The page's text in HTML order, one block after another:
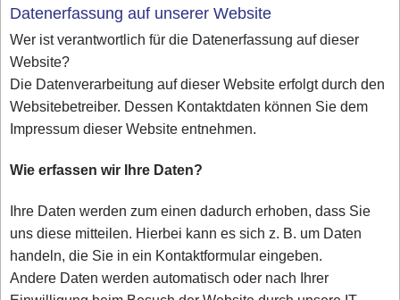
Datenerfassung auf unserer Website
Wer ist verantwortlich für die Datenerfassung auf dieser
Website?
Die Datenverarbeitung auf dieser Website erfolgt durch den
Websitebetreiber. Dessen Kontaktdaten können Sie dem
Impressum dieser Website entnehmen.
Wie erfassen wir Ihre Daten?
Ihre Daten werden zum einen dadurch erhoben, dass Sie
uns diese mitteilen. Hierbei kann es sich z. B. um Daten
handeln, die Sie in ein Kontaktformular eingeben.
Andere Daten werden automatisch oder nach Ihrer